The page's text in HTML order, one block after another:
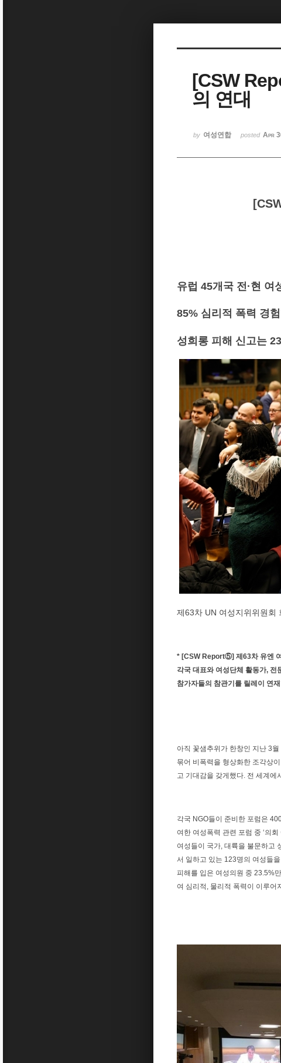
[CSW
의 연대
by 여성연합 posted Apr
유럽 45개국 전·현 여
85% 심리적 폭력 경
성희롱 피해 신고는
제63차 UN 여성지위위원회
* [CSW Report⑤] 제63차 유엔
각국 대표와 여성단체 활동가, 전
참가자들의 참관기를 릴레이 연
아직 꽃샘추위가 한창인 지난 3
묶어 비폭력을 형상화한 조각상
고 기대감을 갖게했다. 전 세계
각국 NGO들이 준비한 포럼은
여한 여성폭력 관련 포럼 중 ‘의
여성들이 국가, 대륙을 불문하고
서 일하고 있는 123명의 여성들
피해를 입은 여성의원 중 23.5%
여 심리적, 물리적 폭력이 이루
Sketchbook5, 스케치북5
Sketchbook5, 스케치북5